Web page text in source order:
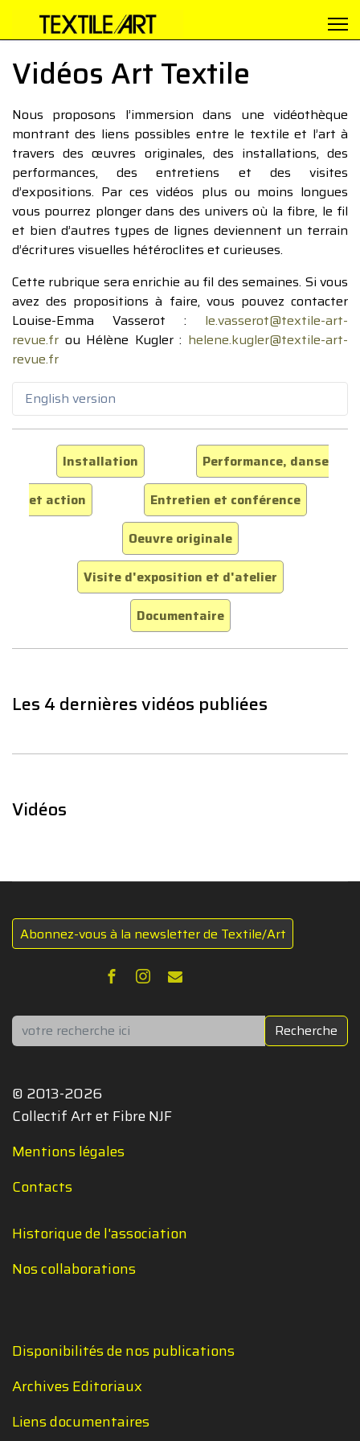
Vidéos Art Textile
Nous proposons l’immersion dans une vidéothèque
montrant des liens possibles entre le textile et l’art à
travers des œuvres originales, des installations, des
performances, des entretiens et des visites
d’expositions. Par ces vidéos plus ou moins longues
vous pourrez plonger dans des univers où la fibre, le fil
et bien d’autres types de lignes deviennent un terrain
d’écritures visuelles hétéroclites et curieuses.
Cette rubrique sera enrichie au fil des semaines. Si vous
avez des propositions à faire, vous pouvez contacter
Louise-Emma Vasserot : le.vasserot@textile-art-
revue.fr ou Hélène Kugler : helene.kugler@textile-art-
revue.fr
English version
Installation
Performance, danse
et action
Entretien et conférence
Oeuvre originale
Visite d'exposition et d'atelier
Documentaire
Les 4 dernières vidéos publiées
Vidéos
Abonnez-vous à la newsletter de Textile/Art
Rechercher Recherche
© 2013-2026
Collectif Art et Fibre NJF
Mentions légales
Contacts
Historique de l'association
Nos collaborations
Disponibilités de nos publications
Archives Editoriaux
Liens documentaires